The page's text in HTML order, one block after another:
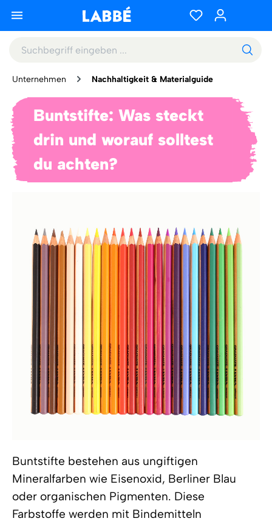
Unternehmen Nachhaltigkeit & Materialguide
Buntstifte: Was steckt
drin und worauf solltest
du achten?
Buntstifte bestehen aus ungiftigen
Mineralfarben wie Eisenoxid, Berliner Blau
oder organischen Pigmenten. Diese
Farbstoffe werden mit Bindemitteln